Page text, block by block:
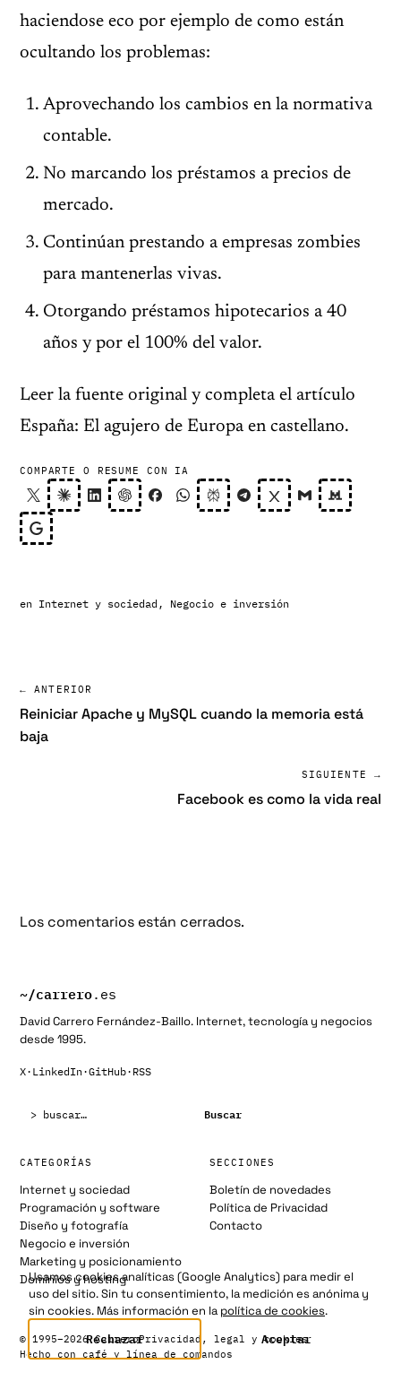
haciendose eco por ejemplo de como están
ocultando los problemas:
Aprovechando los cambios en la normativa
contable.
No marcando los préstamos a precios de
mercado.
Continúan prestando a empresas zombies
para mantenerlas vivas.
Otorgando préstamos hipotecarios a 40
años y por el 100% del valor.
Leer la fuente original y completa el artículo
España: El agujero de Europa en castellano.
COMPARTE O RESUME CON IA
en Internet y sociedad , Negocio e inversión
← ANTERIOR
Reiniciar Apache y MySQL cuando la memoria está
baja
SIGUIENTE →
Facebook es como la vida real
Los comentarios están cerrados.
~/carrero.es
David Carrero Fernández-Baillo. Internet, tecnología y negocios
desde 1995.
X· LinkedIn·GitHub· RSS
Buscar
CATEGORÍAS
Internet y sociedad
Programación y software
Diseño y fotografía
Negocio e inversión
Marketing y posicionamiento
Dominios y hosting
SECCIONES
Boletín de novedades
Política de Privacidad
Contacto
© 1995–2026 CarreroPrivacidad, legal y cookies
Hecho con café y línea de comandos
Usamos cookies analíticas (Google Analytics) para medir el
uso del sitio. Sin tu consentimiento, la medición es anónima y
sin cookies. Más información en lapolítica de cookies.
Rechazar Aceptar